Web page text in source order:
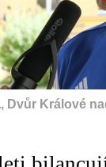
, Dvůr Králové